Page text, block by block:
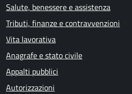
Salute, benessere e assistenza
Tributi, finanze e contravvenzioni
Vita lavorativa
Anagrafe e stato civile
Appalti pubblici
Autorizzazioni